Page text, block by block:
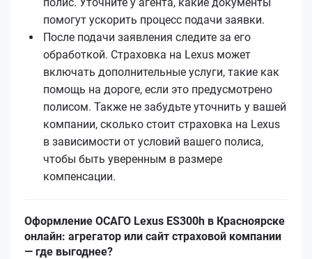
помогут ускорить процесс подачи заявки.
После подачи заявления следите за его
обработкой. Страховка на Lexus может
включать дополнительные услуги, такие как
помощь на дороге, если это предусмотрено
полисом. Также не забудьте уточнить у вашей
компании, сколько стоит страховка на Lexus
в зависимости от условий вашего полиса,
чтобы быть уверенным в размере
компенсации.
Оформление ОСАГО Lexus ES300h в Красноярске
онлайн: агрегатор или сайт страховой компании
— где выгоднее?